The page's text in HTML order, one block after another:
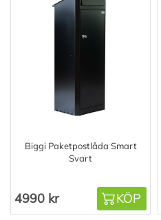
Biggi Paketpostlåda Smart
Svart
4990 kr KÖP